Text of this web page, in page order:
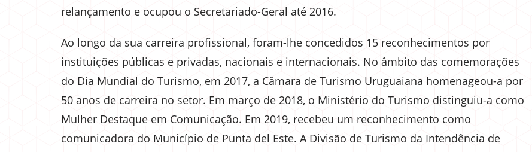
relançamento e ocupou o Secretariado-Geral até 2016.
Ao longo da sua carreira profissional, foram-lhe concedidos 15 reconhecimentos por
instituições públicas e privadas, nacionais e internacionais. No âmbito das comemorações
do Dia Mundial do Turismo, em 2017, a Câmara de Turismo Uruguaiana homenageou-a por
50 anos de carreira no setor. Em março de 2018, o Ministério do Turismo distinguiu-a como
Mulher Destaque em Comunicação. Em 2019, recebeu um reconhecimento como
comunicadora do Município de Punta del Este. A Divisão de Turismo da Intendência de